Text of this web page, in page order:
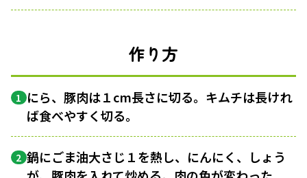
作り方
1 にら、豚肉は１cm長さに切る。キムチは長けれ
ば食べやすく切る。
2 鍋にごま油大さじ１を熱し、にんにく、しょう